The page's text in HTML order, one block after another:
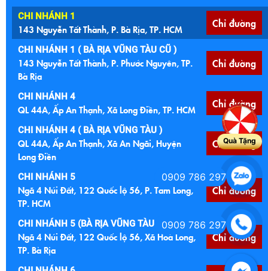
CHI NHÁNH 1
143 Nguyễn Tất Thành, P. Bà Rịa, TP. HCM Chỉ đường
CHI NHÁNH 1 ( BÀ RỊA VŨNG TÀU CŨ )
143 Nguyễn Tất Thành, P. Phước Nguyên, TP.
Bà Rịa
Chỉ đường
CHI NHÁNH 4
QL 44A, Ấp An Thạnh, Xã Long Điền, TP. HCM Chỉ đường
CHI NHÁNH 4 ( BÀ RỊA VŨNG TÀU )
QL 44A, Ấp An Thạnh, Xã An Ngãi, Huyện
Long Điền
Chỉ đường
CHI NHÁNH 5
Ngã 4 Núi Đất, 122 Quốc lộ 56, P. Tam Long,
TP. HCM
Chỉ đường
CHI NHÁNH 5 (BÀ RỊA VŨNG TÀU CŨ )
Ngã 4 Núi Đất, 122 Quốc lộ 56, Xã Hoà Long,
TP. Bà Rịa
Chỉ đường
Quà Tặng
0909 786 297
0909 786 297